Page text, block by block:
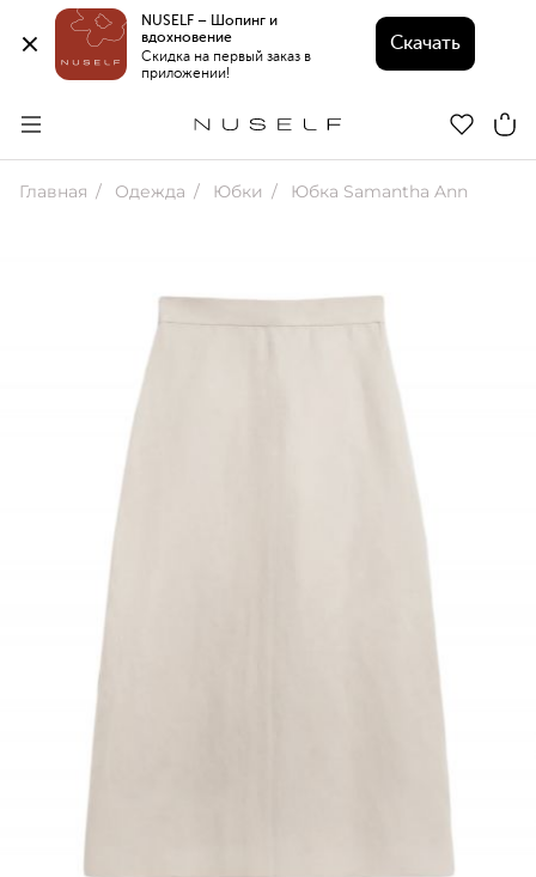
NUSELF – Шопинг и
вдохновение
Скидка на первый заказ в
приложении!
Скачать
Главная Одежда Юбки Юбка Samantha Ann